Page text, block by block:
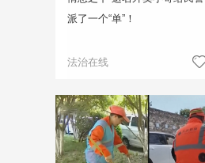
派了一个“单”！
法治在线